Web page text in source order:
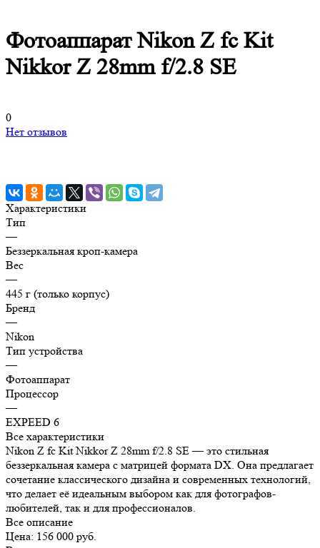
Фотоаппарат Nikon Z fc Kit
Nikkor Z 28mm f/2.8 SE
0
Нет отзывов
Характеристики
Тип
—
Беззеркальная кроп-камера
Вес
—
445 г (только корпус)
Бренд
—
Nikon
Тип устройства
—
Фотоаппарат
Процессор
—
EXPEED 6
Все характеристики
Nikon Z fc Kit Nikkor Z 28mm f/2.8 SE — это стильная
беззеркальная камера с матрицей формата DX. Она предлагает
сочетание классического дизайна и современных технологий,
что делает её идеальным выбором как для фотографов-
любителей, так и для профессионалов.
Все описание
Цена: 156 000 руб.